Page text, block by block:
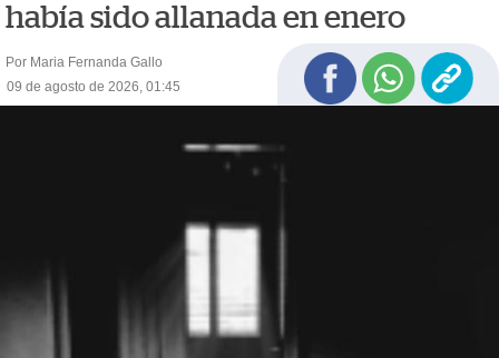
había sido allanada en enero
Por Maria Fernanda Gallo
09 de agosto de 2026, 01:45